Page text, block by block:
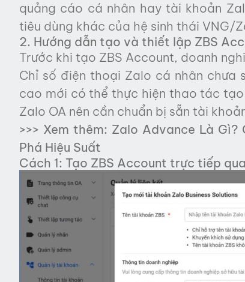
quảng cáo cá nhân hay tài khoản
tiêu dùng khác của hệ sinh thái VNG/
2. Hướng dẫn tạo và thiết lập ZBS
Trước khi tạo ZBS Account, doanh
Chỉ số điện thoại Zalo cá nhân chưa
cao mới có thể thực hiện thao tác
Zalo OA nên cần chuẩn bị sẵn tài
>>> Xem thêm: Zalo Advance Là Gì?
Phá Hiệu Suất
Cách 1: Tạo ZBS Account trực tiếp